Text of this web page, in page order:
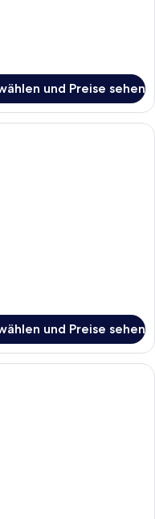
und Preise sehen
mit zwei Betten,
und Preise sehen
Hotelzimmer mit